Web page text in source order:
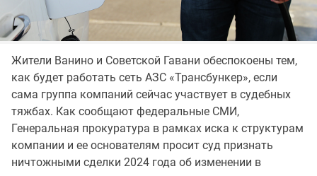
Жители Ванино и Советской Гавани обеспокоены тем,
как будет работать сеть АЗС «Трансбункер», если
сама группа компаний сейчас участвует в судебных
тяжбах. Как сообщают федеральные СМИ,
Генеральная прокуратура в рамках иска к структурам
компании и ее основателям просит суд признать
ничтожными сделки 2024 года об изменении в